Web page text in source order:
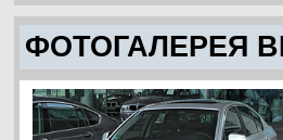
ФОТОГАЛЕРЕЯ